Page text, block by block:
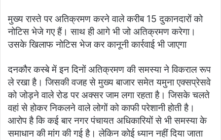
मुख्य रास्ते पर अतिक्रमण करने वाले करीब 15 दुकानदारों को
नोटिस भेजे गए हैं। साथ ही आगे भी जो अतिक्रमण करेगा।
उसके खिलाफ नोटिस भेज कर कानूनी कार्रवाई भी जाएगा
दनकौर कस्बे में इन दिनों अतिक्रमण की समस्या ने विकराल रूप
ले रखा है। जिसकी वजह से मुख्य बाजार समेत यमुना एक्सप्रेसवे
को जोड़ने वाले रोड पर अक्सर जाम लगा रहता है। जिसके चलते
वहां से होकर निकलने वाले लोगों को काफी परेशानी होती है।
आरोप है कि कई बार नगर पंचायत अधिकारियों से भी समस्या के
समाधान की मांग की गई है। लेकिन कोई ध्यान नहीं दिया जाता